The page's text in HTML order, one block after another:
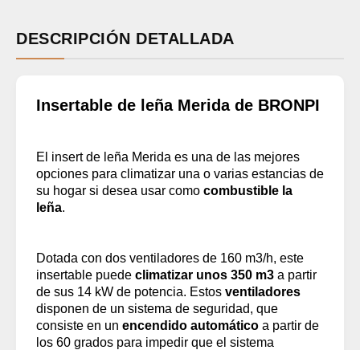
DESCRIPCIÓN DETALLADA
Insertable de leña Merida de BRONPI
El insert de leña Merida es una de las mejores
opciones para climatizar una o varias estancias de
su hogar si desea usar como combustible la
leña.
Dotada con dos ventiladores de 160 m3/h, este
insertable puede climatizar unos 350 m3 a partir
de sus 14 kW de potencia. Estos ventiladores
disponen de un sistema de seguridad, que
consiste en un encendido automático a partir de
los 60 grados para impedir que el sistema